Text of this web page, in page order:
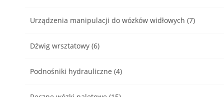
Urządzenia manipulacji do wózków widłowych (7)
Dźwig wrsztatowy (6)
Podnośniki hydrauliczne (4)